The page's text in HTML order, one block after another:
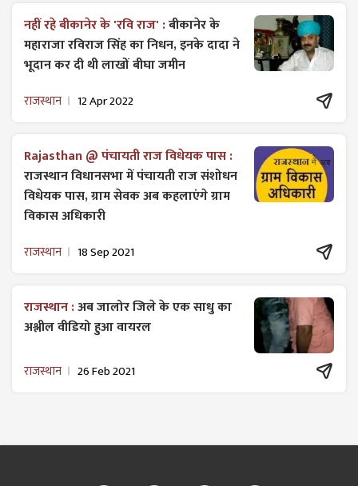
नहीं रहे बीकानेर के 'रवि राज' :बीकानेर के
महाराजा रविराज सिंह का निधन, इनके दादा ने
भूदान कर दी थी लाखों बीघा जमीन
राजस्थान 12 Apr 2022
Rajasthan @ पंचायती राज विधेयक पास :
राजस्थान विधानसभा में पंचायती राज ​संशोधन
विधेयक पास, ग्राम सेवक अब कहलाएंगे ग्राम
विकास अधिकारी
राजस्थान 18 Sep 2021
राजस्थान :अब जालोर जिले के एक साधु का
अश्लील वीडियो हुआ वायरल
राजस्थान 26 Feb 2021